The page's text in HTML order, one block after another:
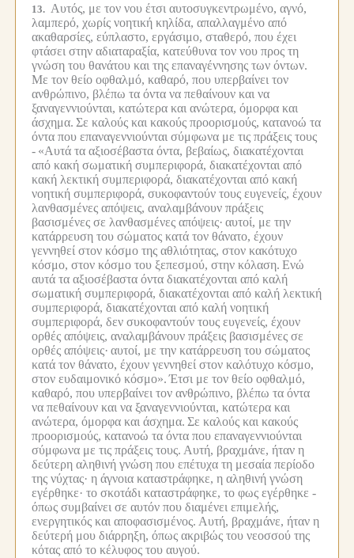
13. Αυτός, με τον νου έτσι αυτοσυγκεντρωμένο, αγνό,
λαμπερό, χωρίς νοητική κηλίδα, απαλλαγμένο από
ακαθαρσίες, εύπλαστο, εργάσιμο, σταθερό, που έχει
φτάσει στην αδιαταραξία, κατεύθυνα τον νου προς τη
γνώση του θανάτου και της επαναγέννησης των όντων.
Με τον θείο οφθαλμό, καθαρό, που υπερβαίνει τον
ανθρώπινο, βλέπω τα όντα να πεθαίνουν και να
ξαναγεννιούνται, κατώτερα και ανώτερα, όμορφα και
άσχημα. Σε καλούς και κακούς προορισμούς, κατανοώ τα
όντα που επαναγεννιούνται σύμφωνα με τις πράξεις τους
- «Αυτά τα αξιοσέβαστα όντα, βεβαίως, διακατέχονται
από κακή σωματική συμπεριφορά, διακατέχονται από
κακή λεκτική συμπεριφορά, διακατέχονται από κακή
νοητική συμπεριφορά, συκοφαντούν τους ευγενείς, έχουν
λανθασμένες απόψεις, αναλαμβάνουν πράξεις
βασισμένες σε λανθασμένες απόψεις· αυτοί, με την
κατάρρευση του σώματος κατά τον θάνατο, έχουν
γεννηθεί στον κόσμο της αθλιότητας, στον κακότυχο
κόσμο, στον κόσμο του ξεπεσμού, στην κόλαση. Ενώ
αυτά τα αξιοσέβαστα όντα διακατέχονται από καλή
σωματική συμπεριφορά, διακατέχονται από καλή λεκτική
συμπεριφορά, διακατέχονται από καλή νοητική
συμπεριφορά, δεν συκοφαντούν τους ευγενείς, έχουν
ορθές απόψεις, αναλαμβάνουν πράξεις βασισμένες σε
ορθές απόψεις· αυτοί, με την κατάρρευση του σώματος
κατά τον θάνατο, έχουν γεννηθεί στον καλότυχο κόσμο,
στον ευδαιμονικό κόσμο». Έτσι με τον θείο οφθαλμό,
καθαρό, που υπερβαίνει τον ανθρώπινο, βλέπω τα όντα
να πεθαίνουν και να ξαναγεννιούνται, κατώτερα και
ανώτερα, όμορφα και άσχημα. Σε καλούς και κακούς
προορισμούς, κατανοώ τα όντα που επαναγεννιούνται
σύμφωνα με τις πράξεις τους. Αυτή, βραχμάνε, ήταν η
δεύτερη αληθινή γνώση που επέτυχα τη μεσαία περίοδο
της νύχτας· η άγνοια καταστράφηκε, η αληθινή γνώση
εγέρθηκε· το σκοτάδι καταστράφηκε, το φως εγέρθηκε -
όπως συμβαίνει σε αυτόν που διαμένει επιμελής,
ενεργητικός και αποφασισμένος. Αυτή, βραχμάνε, ήταν η
δεύτερή μου διάρρηξη, όπως ακριβώς του νεοσσού της
κότας από το κέλυφος του αυγού.